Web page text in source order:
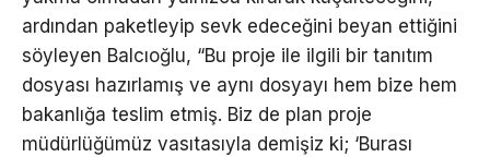
ardından paketleyip sevk edeceğini beyan ettiğini
söyleyen Balcıoğlu, “Bu proje ile ilgili bir tanıtım
dosyası hazırlamış ve aynı dosyayı hem bize hem
bakanlığa teslim etmiş. Biz de plan proje
müdürlüğümüz vasıtasıyla demişiz ki; ‘Burası